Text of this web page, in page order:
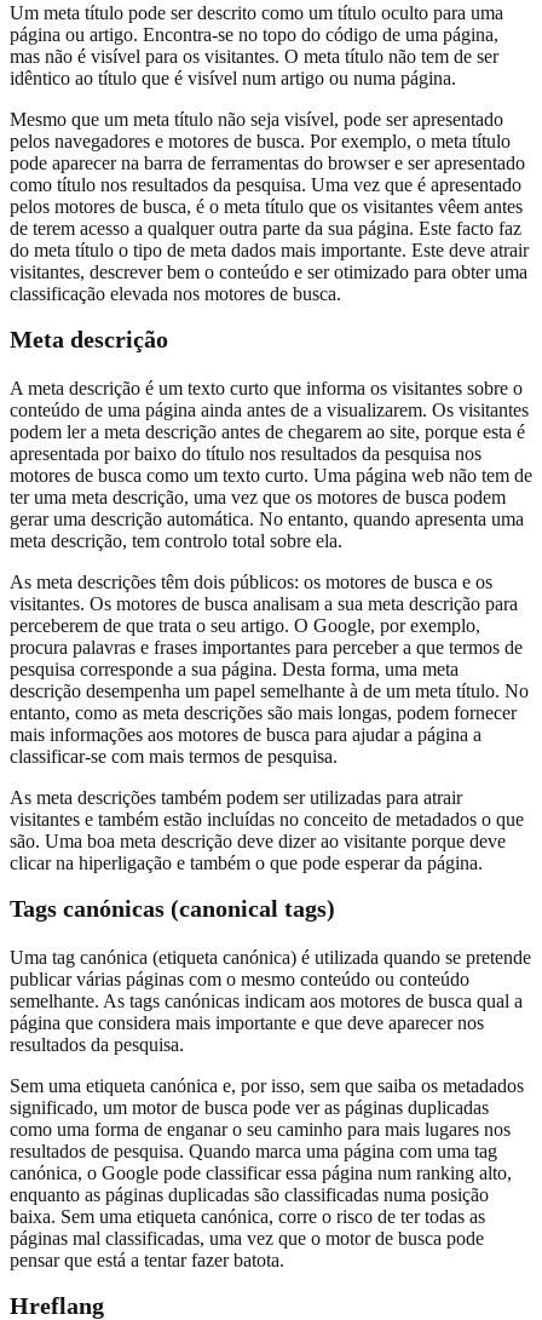
Um meta título pode ser descrito como um título oculto para uma
página ou artigo. Encontra-se no topo do código de uma página,
mas não é visível para os visitantes. O meta título não tem de ser
idêntico ao título que é visível num artigo ou numa página.
Mesmo que um meta título não seja visível, pode ser apresentado
pelos navegadores e motores de busca. Por exemplo, o meta título
pode aparecer na barra de ferramentas do browser e ser apresentado
como título nos resultados da pesquisa. Uma vez que é apresentado
pelos motores de busca, é o meta título que os visitantes vêem antes
de terem acesso a qualquer outra parte da sua página. Este facto faz
do meta título o tipo de meta dados mais importante. Este deve atrair
visitantes, descrever bem o conteúdo e ser otimizado para obter uma
classificação elevada nos motores de busca.
Meta descrição
A meta descrição é um texto curto que informa os visitantes sobre o
conteúdo de uma página ainda antes de a visualizarem. Os visitantes
podem ler a meta descrição antes de chegarem ao site, porque esta é
apresentada por baixo do título nos resultados da pesquisa nos
motores de busca como um texto curto. Uma página web não tem de
ter uma meta descrição, uma vez que os motores de busca podem
gerar uma descrição automática. No entanto, quando apresenta uma
meta descrição, tem controlo total sobre ela.
As meta descrições têm dois públicos: os motores de busca e os
visitantes. Os motores de busca analisam a sua meta descrição para
perceberem de que trata o seu artigo. O Google, por exemplo,
procura palavras e frases importantes para perceber a que termos de
pesquisa corresponde a sua página. Desta forma, uma meta
descrição desempenha um papel semelhante à de um meta título. No
entanto, como as meta descrições são mais longas, podem fornecer
mais informações aos motores de busca para ajudar a página a
classificar-se com mais termos de pesquisa.
As meta descrições também podem ser utilizadas para atrair
visitantes e também estão incluídas no conceito de metadados o que
são. Uma boa meta descrição deve dizer ao visitante porque deve
clicar na hiperligação e também o que pode esperar da página.
Tags canónicas (canonical tags)
Uma tag canónica (etiqueta canónica) é utilizada quando se pretende
publicar várias páginas com o mesmo conteúdo ou conteúdo
semelhante. As tags canónicas indicam aos motores de busca qual a
página que considera mais importante e que deve aparecer nos
resultados da pesquisa.
Sem uma etiqueta canónica e, por isso, sem que saiba os metadados
significado, um motor de busca pode ver as páginas duplicadas
como uma forma de enganar o seu caminho para mais lugares nos
resultados de pesquisa. Quando marca uma página com uma tag
canónica, o Google pode classificar essa página num ranking alto,
enquanto as páginas duplicadas são classificadas numa posição
baixa. Sem uma etiqueta canónica, corre o risco de ter todas as
páginas mal classificadas, uma vez que o motor de busca pode
pensar que está a tentar fazer batota.
Hreflang